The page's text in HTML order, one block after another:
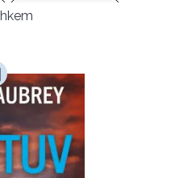
Ajakirjad (17)
(294)
(229)
(1778)